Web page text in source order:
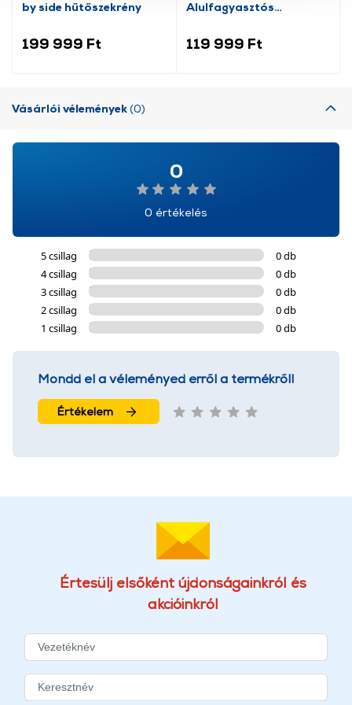
használatával Ön elfogadja a cookie-k használatát.
by side hűtőszekrény
199 999 Ft
Alulfagyasztós
119 999 Ft
Vásárlói vélemények(0)
0
0 értékelés
5 csillag
0 db
4 csillag
0 db
3 csillag
0 db
2 csillag
0 db
1 csillag
0 db
Mondd el a véleményed erről a termékről!
Értékelem
Értesülj elsőként újdonságainkról és
akcióinkról